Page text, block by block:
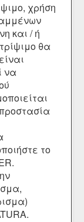
χρήση
και / ή
θα
να
το
.
)
.